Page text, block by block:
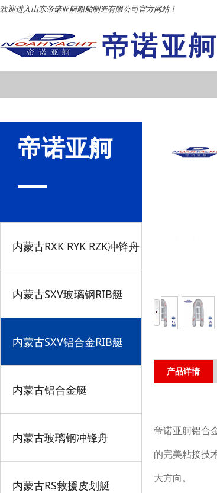
欢迎进入山东帝诺亚舸船舶制造有限公司官方网站！
帝诺亚舸
内蒙古RXK RYK RZK冲锋舟
内蒙古SXV玻璃钢RIB艇
内蒙古SXV铝合金RIB艇
内蒙古铝合金艇
内蒙古玻璃钢冲锋舟
内蒙古RS救援皮划艇
产品详情
帝诺亚舸铝合
的完美粘接技
大方向。